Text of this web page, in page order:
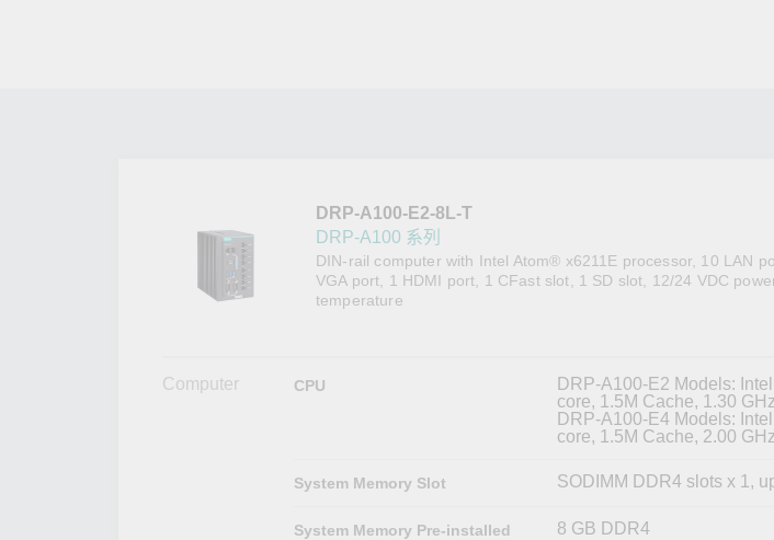
網路安全設備
新聞與活動
DRP-A100-E2-8L-T
DRP-A100 系列
DIN-rail computer with Intel Atom® x6211E processor, 10 LAN
VGA port, 1 HDMI port, 1 CFast slot, 1 SD slot, 12/24 VDC
temperature
Computer CPU
DRP-A100-E2 Models:
core, 1.5M Cache, 1.30
DRP-A100-E4 Models:
core, 1.5M Cache, 2.00
System Memory Slot SODIMM DDR4 slots x 1,
System Memory Pre-installed 8 GB DDR4